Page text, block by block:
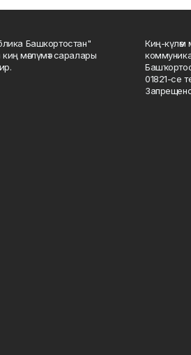
Башкортостан"
киң мәғлүмәт саралары
Киң-күләм
01821-се